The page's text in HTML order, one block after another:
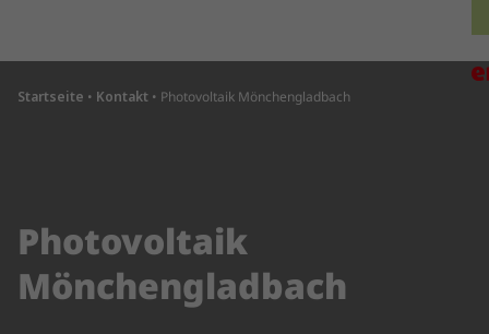
Startseite • Kontakt • Photovoltaik Mönchengladbach
Photovoltaik
Mönchengladbach